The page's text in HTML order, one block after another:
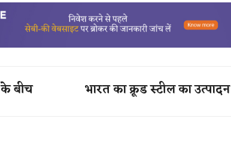
के बीच भारत का क्रूड स्टील का